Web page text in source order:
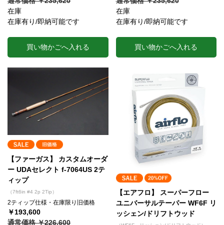
在庫
在庫有り/即納可能です
買い物かごへ入れる
在庫
在庫有り/即納可能です
買い物かごへ入れる
【ファーガス】 カスタムオーダ
ー UDAセレクト f-7064US 2テ
ィップ
（7ft6in #4 2p 2Tip）
2ティップ仕様・在庫限り旧価格
￥193,600
通常価格 ￥226,600
【エアフロ】 スーパーフロー
ユニバーサルテーパー WF6F リ
ッシェン/ドリフトウッド